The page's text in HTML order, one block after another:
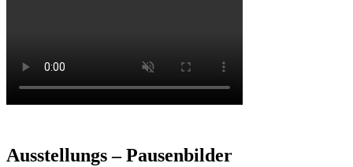
Ausstellungs – Pausenbilder